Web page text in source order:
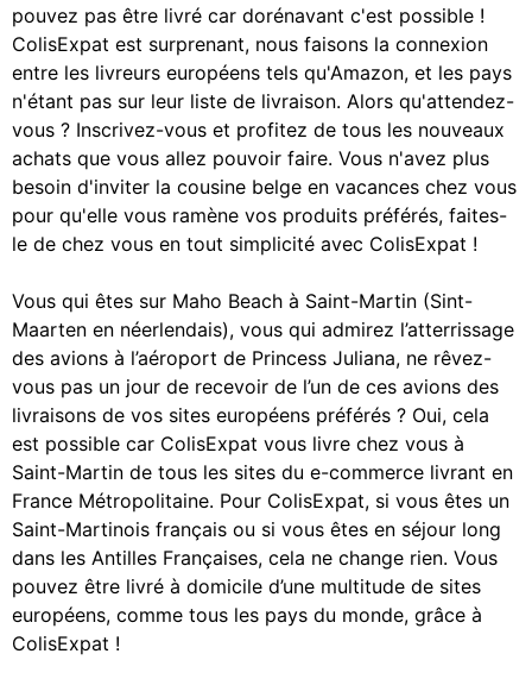
pouvez pas être livré car dorénavant c'est possible !
ColisExpat est surprenant, nous faisons la connexion
entre les livreurs européens tels qu'Amazon, et les pays
n'étant pas sur leur liste de livraison. Alors qu'attendez-
vous ? Inscrivez-vous et profitez de tous les nouveaux
achats que vous allez pouvoir faire. Vous n'avez plus
besoin d'inviter la cousine belge en vacances chez vous
pour qu'elle vous ramène vos produits préférés, faites-
le de chez vous en tout simplicité avec ColisExpat !
Vous qui êtes sur Maho Beach à Saint-Martin (Sint-
Maarten en néerlendais), vous qui admirez l’atterrissage
des avions à l’aéroport de Princess Juliana, ne rêvez-
vous pas un jour de recevoir de l’un de ces avions des
livraisons de vos sites européens préférés ? Oui, cela
est possible car ColisExpat vous livre chez vous à
Saint-Martin de tous les sites du e-commerce livrant en
France Métropolitaine. Pour ColisExpat, si vous êtes un
Saint-Martinois français ou si vous êtes en séjour long
dans les Antilles Françaises, cela ne change rien. Vous
pouvez être livré à domicile d’une multitude de sites
européens, comme tous les pays du monde, grâce à
ColisExpat !